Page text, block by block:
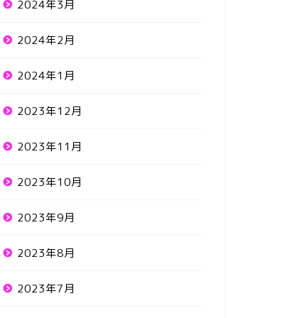
2024年3月
2024年2月
2024年1月
2023年12月
2023年11月
2023年10月
2023年9月
2023年8月
2023年7月